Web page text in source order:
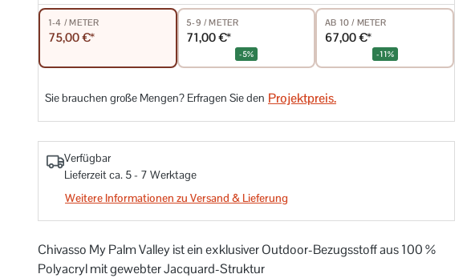
1-4 / METER
75,00 €*
5-9 / METER
71,00 €*
-5%
AB 10 / METER
67,00 €*
-11%
Sie brauchen große Mengen? Erfragen Sie den Projektpreis.
Verfügbar
Lieferzeit ca. 5 - 7 Werktage
Weitere Informationen zu Versand & Lieferung
Chivasso My Palm Valley ist ein exklusiver Outdoor-Bezugsstoff aus 100 %
Polyacryl mit gewebter Jacquard-Struktur